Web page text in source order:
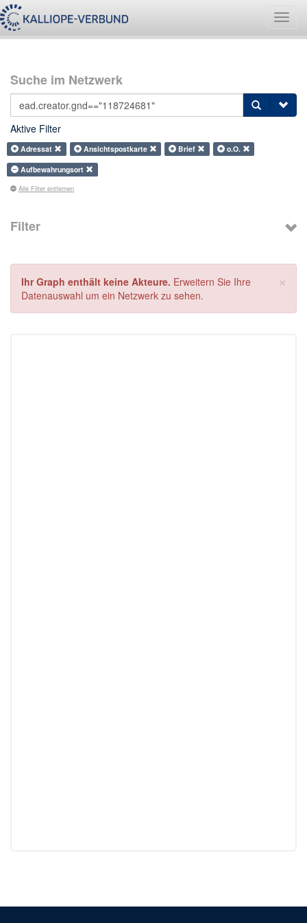
Suche im Netzwerk
Aktive Filter
Adressat Ansichtspostkarte Brief
o.O.
Aufbewahrungsort
Alle Filter entfernen
Filter
×
Ihr Graph enthält keine Akteure. Erweitern Sie Ihre
Datenauswahl um ein Netzwerk zu sehen.